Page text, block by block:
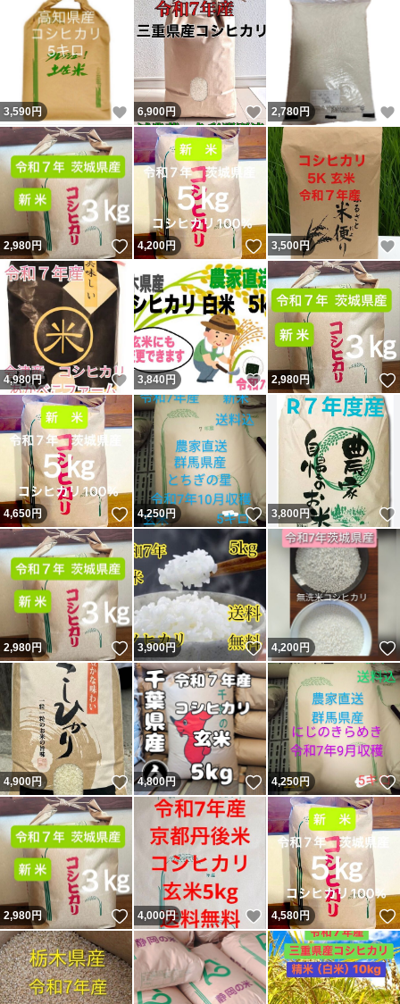
3,590円 いいね！
6,900円 いいね！
2,780円
2,980円 いいね！
4,200円 いいね！
3,500円
4,980円 いいね！
3,840 円 いいね！
2,980円
4,650円 いいね！
4,250円 いいね！
3,800円
2,980円 いいね！
3,900円 いいね！
4,200円
4,900円 いいね！
4,800円 いいね！
4,250円
2,980円 いいね！
4,000円 いいね！
4,580円